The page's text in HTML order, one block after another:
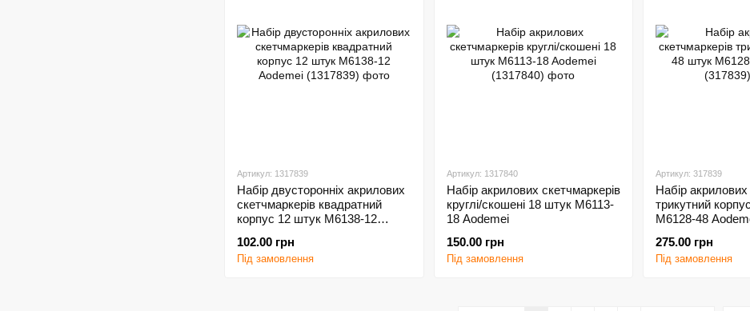
Артикул: 1317839
Набір двусторонніх акрилових
скетчмаркерів квадратний
корпус 12 штук M6138-12
102.00 грн
Під замовлення
Артикул: 1317840
Набір акрилових скетчмаркерів
круглі/скошені 18 штук M6113-
18 Aodemei
150.00 грн
Під замовлення
Артикул: 317839
Набір акрилових
трикутний
M6128-48
275.00 грн
Під замовлення